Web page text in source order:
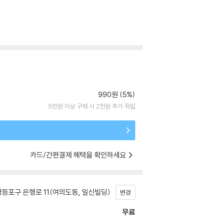
990원 (5%)
5만원 이상 구매 시 2천원 추가 적립
카드/간편결제 혜택을 확인하세요
포구 은행로 11(여의도동, 일신빌딩) 변경
무료